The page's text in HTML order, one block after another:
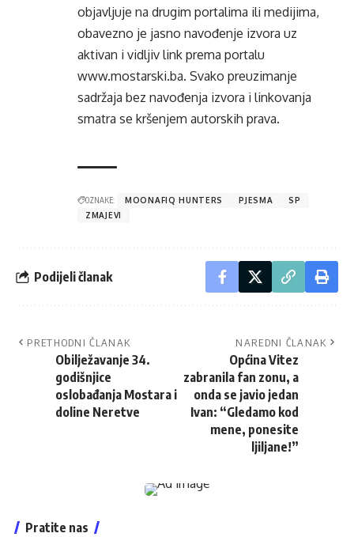
objavljuje na drugim portalima ili medijima,
obavezno je jasno navođenje izvora uz
aktivan i vidljiv link prema portalu
www.mostarski.ba. Svako preuzimanje
sadržaja bez navođenja izvora i linkovanja
smatra se kršenjem autorskih prava.
OZNAKE: MOONAFIQ HUNTERS PJESMA
SP
ZMAJEVI
Podijeli članak
PRETHODNI ČLANAK
Obilježavanje 34.
godišnjice
oslobađanja Mostara i
doline Neretve
NAREDNI ČLANAK
Općina Vitez
zabranila fan zonu, a
onda se javio jedan
Ivan: “Gledamo kod
mene, ponesite
ljiljane!”
Pratite nas